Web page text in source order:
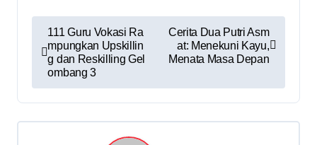
111 Guru Vokasi Ra
mpungkan Upskillin
g dan Reskilling Gel
ombang 3
Cerita Dua Putri Asm
at: Menekuni Kayu,
Menata Masa Depan